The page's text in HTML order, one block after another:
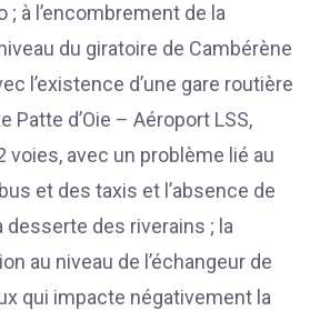
; à l’encombrement de la
du giratoire de Cambérène
l’existence d’une gare routière
Patte d’Oie – Aéroport LSS,
voies, avec un problème lié au
et des taxis et l’absence de
desserte des riverains ; la
au niveau de l’échangeur de
qui impacte négativement la